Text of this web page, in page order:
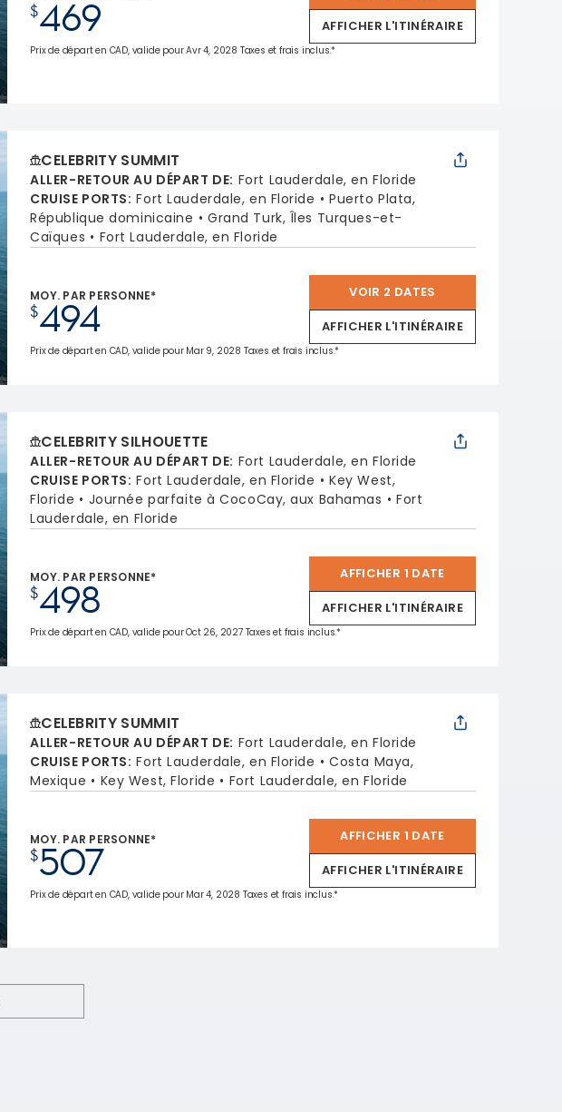
$469
AFFICHER L'ITINÉRAIRE
Prix de départ en CAD, valide pour Avr 4, 2028 Taxes et frais inclus.*
CELEBRITY SUMMIT
ALLER-RETOUR AU DÉPART DE: Fort Lauderdale, en Floride
CRUISE PORTS: Fort Lauderdale, en Floride
Puerto Plata,
République dominicaine
Grand Turk, Îles Turques-et-
Caïques
Fort Lauderdale, en Floride
MOY. PAR PERSONNE*
$494
VOIR 2 DATES
AFFICHER L'ITINÉRAIRE
Prix de départ en CAD, valide pour Mar 9, 2028 Taxes et frais inclus.*
CELEBRITY SILHOUETTE
ALLER-RETOUR AU DÉPART DE: Fort Lauderdale, en Floride
CRUISE PORTS: Fort Lauderdale, en Floride
Key West,
Floride
Journée parfaite à CocoCay, aux Bahamas
Fort
Lauderdale, en Floride
MOY. PAR PERSONNE*
$498
AFFICHER 1 DATE
AFFICHER L'ITINÉRAIRE
Prix de départ en CAD, valide pour Oct 26, 2027 Taxes et frais inclus.*
CELEBRITY SUMMIT
ALLER-RETOUR AU DÉPART DE: Fort Lauderdale, en Floride
CRUISE PORTS: Fort Lauderdale, en Floride
Costa Maya,
Mexique
Key West, Floride Fort Lauderdale, en Floride
MOY. PAR PERSONNE*
$507
AFFICHER 1 DATE
AFFICHER L'ITINÉRAIRE
Prix de départ en CAD, valide pour Mar 4, 2028 Taxes et frais inclus.*